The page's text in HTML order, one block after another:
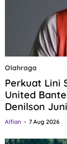
Olahraga
Perkuat Lini
United
Denilson
Alfian 7 Aug 2026